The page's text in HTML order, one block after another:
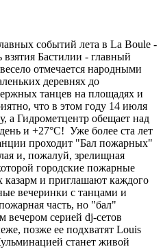
событий лета в La Boule -
взятия Бастилии - главный
отмечается народными
деревнях до
танцев на площадях и
что в этом году 14 июля
а Гидрометцентр обещает над
и +27°С! Уже более ста лет
проходит "Бал пожарных"
и, пожалуй, зрелищная
городские пожарные
казарм и приглашают каждого
вечеринки с танцами и
часть, но "бал"
вечером серией dj-сетов
позже ее подхватят Louis
станет живой